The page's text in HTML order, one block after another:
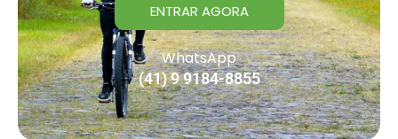
ENTRAR AGORA
WhatsApp
(41) 9 9184-8855